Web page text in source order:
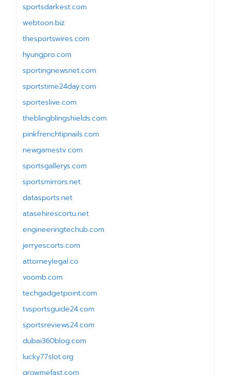
sportsdarkest.com
webtoon.biz
thesportswires.com
hyungpro.com
sportingnewsnet.com
sportstime24day.com
sporteslive.com
theblingblingshields.com
pinkfrenchtipnails.com
newgamestv.com
sportsgallerys.com
sportsmirrors.net
datasports.net
atasehirescortu.net
engineeringtechub.com
jerryescorts.com
attorneylegal.co
voomb.com
techgadgetpoint.com
tvsportsguide24.com
sportsreviews24.com
dubai360blog.com
lucky77slot.org
growmefast.com